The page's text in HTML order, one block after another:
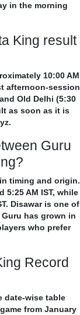
in the morning
King result
10:00 AM
afternoon-session
Old Delhi (5:30
as soon as it is
Guru
timing and origin.
5:25 AM IST, while
Disawar is one of
has grown in
who prefer
Record
date-wise table
from January